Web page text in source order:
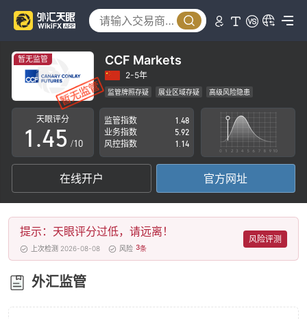
暂无监管 CCF Markets
2-5年
监管牌照存疑 展业区域存疑 高级风险隐患
天眼评分
0
1
2
3
4
5
6
7
.
0
1
2
3
4
5
6
7
8
9
1
2
3
4
5
6
7
8
9
/10
监管指数
1.48
业务指数
5.92
风控指数
1.14
在线开户 官方网址
提示：天眼评分过低，请远离！
上次检测 2026-08-08 风险 3条
风险评测
外汇监管